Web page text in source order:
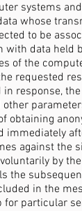
systems
whose
to be
with data held
of the
requested
response,
other
obtaining
immediately
against the
by
the
in the
for particular